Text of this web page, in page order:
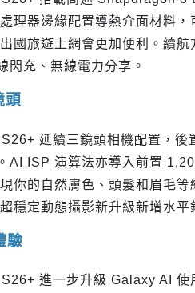
理器邊緣配置導熱介面材料
國旅遊上網會更加便利。續
閃充、無線電力分享。
頭
延續三鏡頭相機配置，
AI ISP 演算法亦導入前置
你的自然膚色、頭髮和眉毛
穩定動態攝影新升級新增水
驗
進一步升級 Galaxy AI 使